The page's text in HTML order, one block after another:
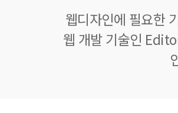
웹디자인에 필요한
웹 개발 기술인